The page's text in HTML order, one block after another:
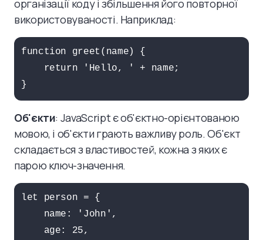
організації коду і збільшення його повторної
використовуваності. Наприклад:
function greet(name) {
    return 'Hello, ' + name;
}
Об'єкти: JavaScript є об'єктно-орієнтованою
мовою, і об'єкти грають важливу роль. Об'єкт
складається з властивостей, кожна з яких є
парою ключ-значення.
let person = {
    name: 'John',
    age: 25,